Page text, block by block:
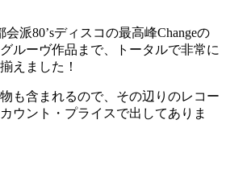
派80’sディスコの最高峰Changeの
ルーヴ作品まで、トータルで非常に
えました！
も含まれるので、その辺りのレコー
ウント・プライスで出してありま